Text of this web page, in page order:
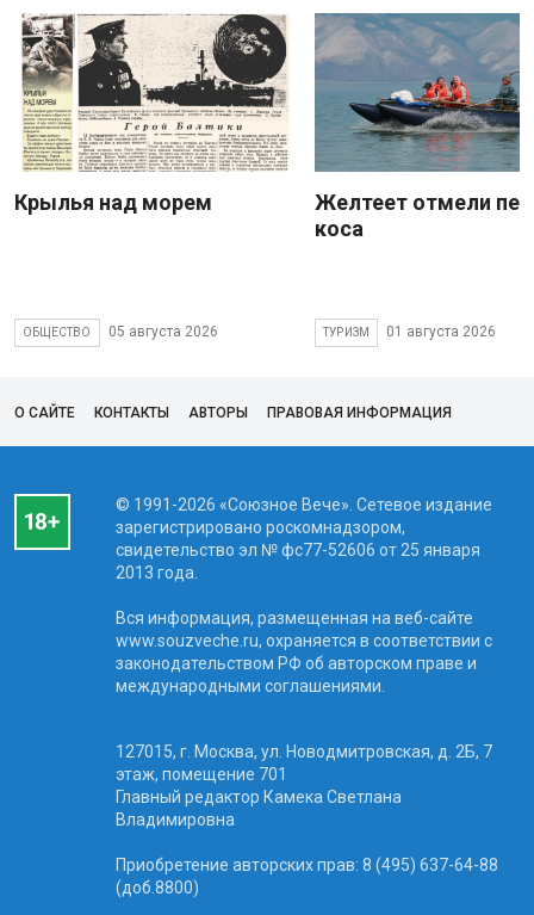
Крылья над морем
ОБЩЕСТВО 05 августа 2026
Желтеет отмели
коса
ТУРИЗМ 01 августа 2026
О САЙТЕ КОНТАКТЫ АВТОРЫ ПРАВОВАЯ ИНФОРМАЦИЯ
© 1991-2026 «Союзное Вече». Сетевое издание
зарегистрировано роскомнадзором,
свидетельство эл № фc77-52606 от 25 января
2013 года.
Вся информация, размещенная на веб-сайте
www.souzveche.ru, охраняется в соответствии с
законодательством РФ об авторском праве и
международными соглашениями.
127015, г. Москва, ул. Новодмитровская, д. 2Б, 7
этаж, помещение 701
Главный редактор Камека Светлана
Владимировна
Приобретение авторских прав: 8 (495) 637-64-88
(доб.8800)